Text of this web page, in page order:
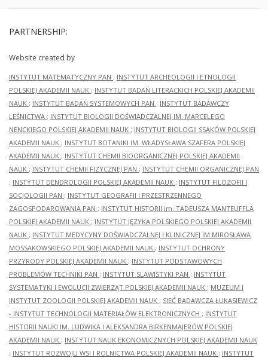
PARTNERSHIP:
Website created by
INSTYTUT MATEMATYCZNY PAN ; INSTYTUT ARCHEOLOGII I ETNOLOGII
POLSKIEJ AKADEMII NAUK ; INSTYTUT BADAŃ LITERACKICH POLSKIEJ AKADEMII
NAUK ; INSTYTUT BADAŃ SYSTEMOWYCH PAN ; INSTYTUT BADAWCZY
LEŚNICTWA ; INSTYTUT BIOLOGII DOŚWIADCZALNEJ IM. MARCELEGO
NENCKIEGO POLSKIEJ AKADEMII NAUK ; INSTYTUT BIOLOGII SSAKÓW POLSKIEJ
AKADEMII NAUK ; INSTYTUT BOTANIKI IM. WŁADYSŁAWA SZAFERA POLSKIEJ
AKADEMII NAUK ; INSTYTUT CHEMII BIOORGANICZNEJ POLSKIEJ AKADEMII
NAUK ; INSTYTUT CHEMII FIZYCZNEJ PAN ; INSTYTUT CHEMII ORGANICZNEJ PAN
; INSTYTUT DENDROLOGII POLSKIEJ AKADEMII NAUK ; INSTYTUT FILOZOFII I
SOCJOLOGII PAN ; INSTYTUT GEOGRAFII I PRZESTRZENNEGO
ZAGOSPODAROWANIA PAN ; INSTYTUT HISTORII im. TADEUSZA MANTEUFFLA
POLSKIEJ AKADEMII NAUK ; INSTYTUT JĘZYKA POLSKIEGO POLSKIEJ AKADEMII
NAUK ; INSTYTUT MEDYCYNY DOŚWIADCZALNEJ I KLINICZNEJ IM.MIROSŁAWA
MOSSAKOWSKIEGO POLSKIEJ AKADEMII NAUK ; INSTYTUT OCHRONY
PRZYRODY POLSKIEJ AKADEMII NAUK ; INSTYTUT PODSTAWOWYCH
PROBLEMÓW TECHNIKI PAN ; INSTYTUT SLAWISTYKI PAN ; INSTYTUT
SYSTEMATYKI I EWOLUCJI ZWIERZĄT POLSKIEJ AKADEMII NAUK ; MUZEUM I
INSTYTUT ZOOLOGII POLSKIEJ AKADEMII NAUK ; SIEĆ BADAWCZA ŁUKASIEWICZ
- INSTYTUT TECHNOLOGII MATERIAŁÓW ELEKTRONICZNYCH ; INSTYTUT
HISTORII NAUKI IM. LUDWIKA I ALEKSANDRA BIRKENMAJERÓW POLSKIEJ
AKADEMII NAUK ; INSTYTUT NAUK EKONOMICZNYCH POLSKIEJ AKADEMII NAUK
; INSTYTUT ROZWOJU WSI I ROLNICTWA POLSKIEJ AKADEMII NAUK ; INSTYTUT